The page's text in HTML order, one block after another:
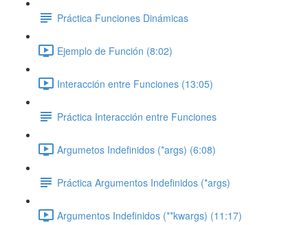
Práctica Funciones Dinámicas
Ejemplo de Función (8:02)
Interacción entre Funciones (13:05)
Práctica Interacción entre Funciones
Argumetos Indefinidos (*args) (6:08)
Práctica Argumentos Indefinidos (*args)
Argumentos Indefinidos (**kwargs) (11:17)